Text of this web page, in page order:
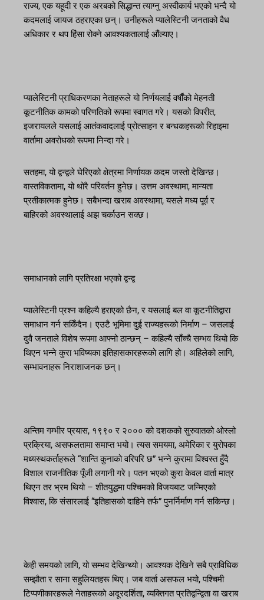
राज्य, एक यहूदी र एक अरबको सिद्धान्त त्याग्नु अस्वीकार्य भएको भन्दै यो
कदमलाई जायज ठहराएका छन्। उनीहरूले प्यालेस्टिनी जनताको वैध
अधिकार र थप हिंसा रोक्ने आवश्यकतालाई औंल्याए।
प्यालेस्टिनी प्राधिकरणका नेताहरूले यो निर्णयलाई वर्षौंको मेहनती
कूटनीतिक कामको परिणतिको रूपमा स्वागत गरे। यसको विपरीत,
इजरायलले यसलाई आतंकवादलाई प्रोत्साहन र बन्धकहरूको रिहाइमा
वार्तामा अवरोधको रूपमा निन्दा गरे।
सतहमा, यो द्वन्द्वले घेरिएको क्षेत्रमा निर्णायक कदम जस्तो देखिन्छ।
वास्तविकतामा, यो थोरै परिवर्तन हुनेछ। उत्तम अवस्थामा, मान्यता
प्रतीकात्मक हुनेछ। सबैभन्दा खराब अवस्थामा, यसले मध्य पूर्व र
बाहिरको अवस्थालाई अझ चर्काउन सक्छ।
समाधानको लागि प्रतिरक्षा भएको द्वन्द्व
प्यालेस्टिनी प्रश्न कहिल्यै हराएको छैन, र यसलाई बल वा कूटनीतिद्वारा
समाधान गर्न सकिँदैन। एउटै भूमिमा दुई राज्यहरूको निर्माण – जसलाई
दुवै जनताले विशेष रूपमा आफ्नो ठान्छन् – कहिल्यै साँच्चै सम्भव थियो कि
थिएन भन्ने कुरा भविष्यका इतिहासकारहरूको लागि हो। अहिलेको लागि,
सम्भावनाहरू निराशाजनक छन्।
अन्तिम गम्भीर प्रयास, १९९० र २००० को दशकको सुरुवातको ओस्लो
प्रक्रिया, असफलतामा समाप्त भयो। त्यस समयमा, अमेरिका र युरोपका
मध्यस्थकर्ताहरूले “शान्ति कुनाको वरिपरि छ” भन्ने कुरामा विश्वस्त हुँदै
विशाल राजनीतिक पूँजी लगानी गरे। पतन भएको कुरा केवल वार्ता मात्र
थिएन तर भ्रम थियो – शीतयुद्धमा पश्चिमको विजयबाट जन्मिएको
विश्वास, कि संसारलाई “इतिहासको दाहिने तर्फ” पुनर्निर्माण गर्न सकिन्छ।
केही समयको लागि, यो सम्भव देखिन्थ्यो। आवश्यक देखिने सबै प्राविधिक
सम्झौता र साना सहुलियतहरू थिए। जब वार्ता असफल भयो, पश्चिमी
टिप्पणीकारहरूले नेताहरूको अदूरदर्शिता, व्यक्तिगत प्रतिद्वन्द्विता वा खराब